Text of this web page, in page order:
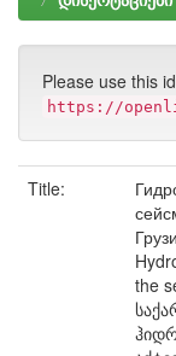
Please use this
https://
Title:
the